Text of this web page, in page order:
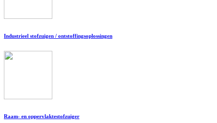
Industrieel stofzuigen / ontstoffingsoplossingen
Raam- en oppervlaktestofzuiger